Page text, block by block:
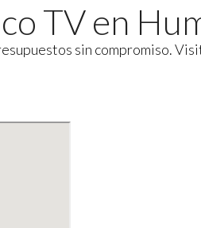
TV en
sin compromiso.